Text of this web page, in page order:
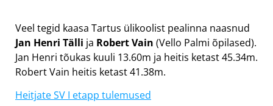
Veel tegid kaasa Tartus ülikoolist pealinna naasnud
Jan Henri Tälli ja Robert Vain (Vello Palmi õpilased).
Jan Henri tõukas kuuli 13.60m ja heitis ketast 45.34m.
Robert Vain heitis ketast 41.38m.
Heitjate SV I etapp tulemused